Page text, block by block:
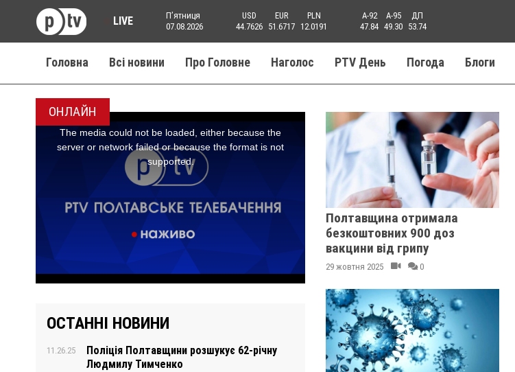
LIVE
Пʼятниця
07.08.2026
USD
44.7626
EUR
51.6717
PLN
12.0191
A-92
47.84
A-95
49.30
ДП
53.74
Головна Всі новини Про Головне Наголос PTV День Погода Блоги
ОНЛАЙН
ОСТАННІ НОВИНИ
11.26.25
Поліція Полтавщини розшукує 62-річну
Людмилу Тимченко
Полтавщина отримала
безкоштовних 900 доз
вакцини від грипу
29 жовтня 2025 0